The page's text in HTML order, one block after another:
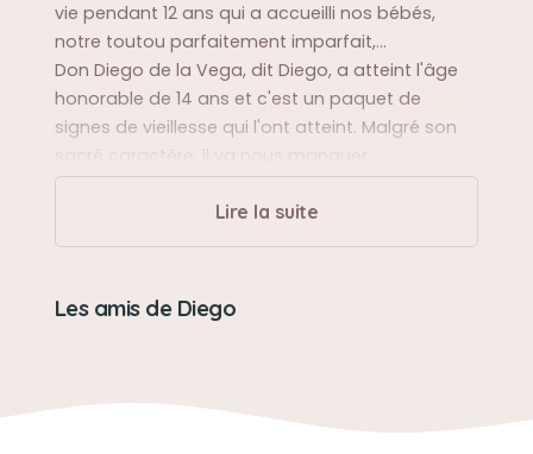
vie pendant 12 ans qui a accueilli nos bébés,
notre toutou parfaitement imparfait,...
Don Diego de la Vega, dit Diego, a atteint l'âge
honorable de 14 ans et c'est un paquet de
signes de vieillesse qui l'ont atteint. Malgré son
sacré caractère, il va nous manquer.
Sa balade préférée
une piste...
Projeter des litres de bave à des kilomètres à la
ronde rien qu'avec un frétillement d'oreille.
Lire la suite
Les amis de Diego